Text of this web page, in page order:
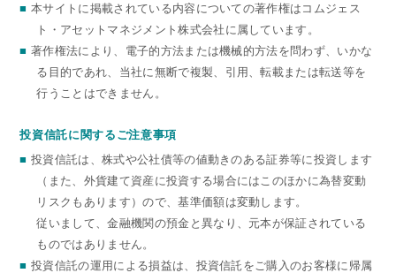
■ 本サイトに掲載されている内容についての著作権はコムジェス
ト・アセットマネジメント株式会社に属しています。
■ 著作権法により、電子的方法または機械的方法を問わず、いかな
る目的であれ、当社に無断で複製、引用、転載または転送等を
行うことはできません。
投資信託に関するご注意事項
■ 投資信託は、株式や公社債等の値動きのある証券等に投資します
（また、外貨建て資産に投資する場合にはこのほかに為替変動
リスクもあります）ので、基準価額は変動します。
従いまして、金融機関の預金と異なり、元本が保証されている
ものではありません。
■ 投資信託の運用による損益は、投資信託をご購入のお客様に帰属